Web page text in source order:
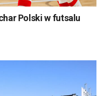
Polski w futsalu